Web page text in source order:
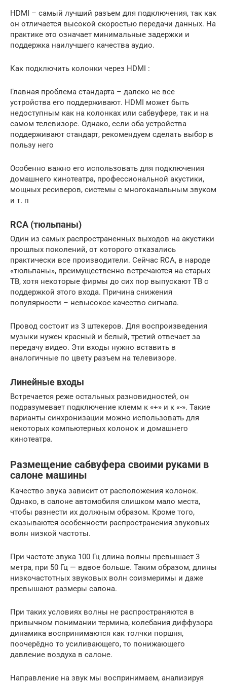
HDMI – самый лучший разъем для подключения, так как
он отличается высокой скоростью передачи данных. На
практике это означает минимальные задержки и
поддержка наилучшего качества аудио.
Как подключить колонки через HDMI :
Главная проблема стандарта – далеко не все
устройства его поддерживают. HDMI может быть
недоступным как на колонках или сабвуфере, так и на
самом телевизоре. Однако, если оба устройства
поддерживают стандарт, рекомендуем сделать выбор в
пользу него
Особенно важно его использовать для подключения
домашнего кинотеатра, профессиональной акустики,
мощных ресиверов, системы с многоканальным звуком
и т. п
RCA (тюльпаны)
Один из самых распространенных выходов на акустики
прошлых поколений, от которого отказались
практически все производители. Сейчас RCA, в народе
«тюльпаны», преимущественно встречаются на старых
ТВ, хотя некоторые фирмы до сих пор выпускают ТВ с
поддержкой этого входа. Причина снижения
популярности – невысокое качество сигнала.
Провод состоит из 3 штекеров. Для воспроизведения
музыки нужен красный и белый, третий отвечает за
передачу видео. Эти входы нужно вставить в
аналогичные по цвету разъем на телевизоре.
Линейные входы
Встречается реже остальных разновидностей, он
подразумевает подключение клемм к «+» и к «-». Такие
варианты синхронизации можно использовать для
некоторых компьютерных колонок и домашнего
кинотеатра.
Размещение сабвуфера своими руками в
салоне машины
Качество звука зависит от расположения колонок.
Однако, в салоне автомобиля слишком мало места,
чтобы разнести их должным образом. Кроме того,
сказываются особенности распространения звуковых
волн низкой частоты.
При частоте звука 100 Гц длина волны превышает 3
метра, при 50 Гц — вдвое больше. Таким образом, длины
низкочастотных звуковых волн соизмеримы и даже
превышают размеры салона.
При таких условиях волны не распространяются в
привычном понимании термина, колебания диффузора
динамика воспринимаются как толчки поршня,
поочерёдно то усиливающего, то понижающего
давление воздуха в салоне.
Направление на звук мы воспринимаем, анализируя